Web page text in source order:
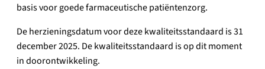
basis voor goede farmaceutische patiëntenzorg.
De herzieningsdatum voor deze kwaliteitsstandaard is 31
december 2025. De kwaliteitsstandaard is op dit moment
in doorontwikkeling.